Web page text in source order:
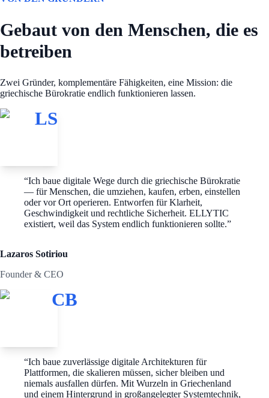
Gebaut von den Menschen, die es
betreiben
Zwei Gründer, komplementäre Fähigkeiten, eine Mission: die
griechische Bürokratie endlich funktionieren lassen.
LS
“Ich baue digitale Wege durch die griechische Bürokratie
— für Menschen, die umziehen, kaufen, erben, einstellen
oder vor Ort operieren. Entworfen für Klarheit,
Geschwindigkeit und rechtliche Sicherheit. ELLYTIC
existiert, weil das System endlich funktionieren sollte.”
Lazaros Sotiriou
Founder & CEO
CB
“Ich baue zuverlässige digitale Architekturen für
Plattformen, die skalieren müssen, sicher bleiben und
niemals ausfallen dürfen. Mit Wurzeln in Griechenland
und einem Hintergrund in großangelegter Systemtechnik,